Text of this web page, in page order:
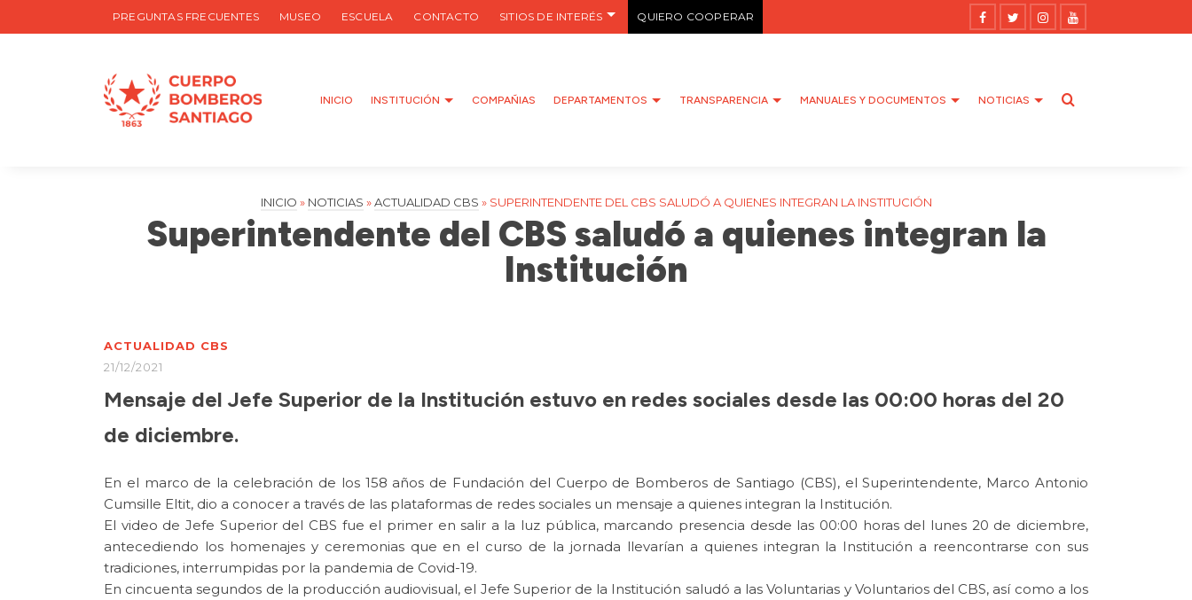
PREGUNTAS FRECUENTES MUSEO ESCUELA CONTACTO SITIOS DE INTERÉS QUIERO COOPERAR
INICIO INSTITUCIÓN COMPAÑIAS DEPARTAMENTOS TRANSPARENCIA MANUALES Y DOCUMENTOS NOTICIAS
INICIO » NOTICIAS » ACTUALIDAD CBS » SUPERINTENDENTE DEL CBS SALUDÓ A QUIENES INTEGRAN LA INSTITUCIÓN
Superintendente del CBS saludó a quienes integran la
Institución
ACTUALIDAD CBS
21/12/2021
Mensaje del Jefe Superior de la Institución estuvo en redes sociales desde las 00:00 horas del 20
de diciembre.
En el marco de la celebración de los 158 años de Fundación del Cuerpo de Bomberos de Santiago (CBS), el Superintendente, Marco Antonio
Cumsille Eltit, dio a conocer a través de las plataformas de redes sociales un mensaje a quienes integran la Institución.
El video de Jefe Superior del CBS fue el primer en salir a la luz pública, marcando presencia desde las 00:00 horas del lunes 20 de diciembre,
antecediendo los homenajes y ceremonias que en el curso de la jornada llevarían a quienes integran la Institución a reencontrarse con sus
tradiciones, interrumpidas por la pandemia de Covid-19.
En cincuenta segundos de la producción audiovisual, el Jefe Superior de la Institución saludó a las Voluntarias y Voluntarios del CBS, así como a los